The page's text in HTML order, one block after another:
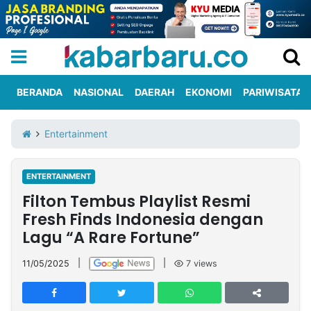
Iklan
Berita
Kami
Nasional
International
Olahraga
Entertainment
Daerah
Pariwisata
Kuliner
Kolom
Network
PT
TREETAN
BERANDA NASIONAL DAERAH EKONOMI PARIWISATA
Entertainment
ENTERTAINMENT
Filton Tembus Playlist Resmi
Fresh Finds Indonesia dengan
Lagu “A Rare Fortune”
11/05/2025 7 views